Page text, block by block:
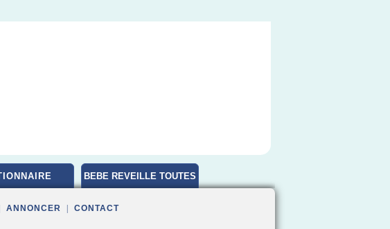
BEBE REVEILLE TOUTES
ANNONCER CONTACT